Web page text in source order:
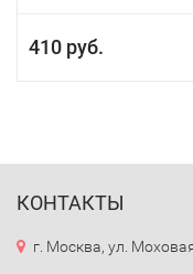
410 руб.
КОНТАКТЫ
г. Москва, ул.